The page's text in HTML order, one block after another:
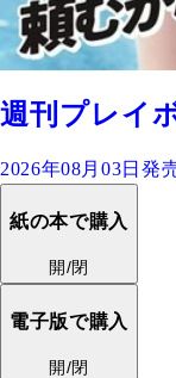
週刊プレイ
2026年08月03日発
紙の本で購入
開/閉
電子版で購入
開/閉